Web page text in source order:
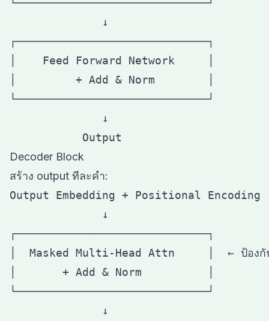
└─────────────────────────────┘
              ↓
┌─────────────────────────────┐
│    Feed Forward Network     │
│         + Add & Norm        │
└─────────────────────────────┘
              ↓
Decoder Block
สร้าง output ทีละคำ:
Output Embedding + Positional Encoding
              ↓
┌─────────────────────────────┐
│  Masked Multi-Head Attn     │  ← ป้องกัน
│       + Add & Norm          │
└─────────────────────────────┘
              ↓